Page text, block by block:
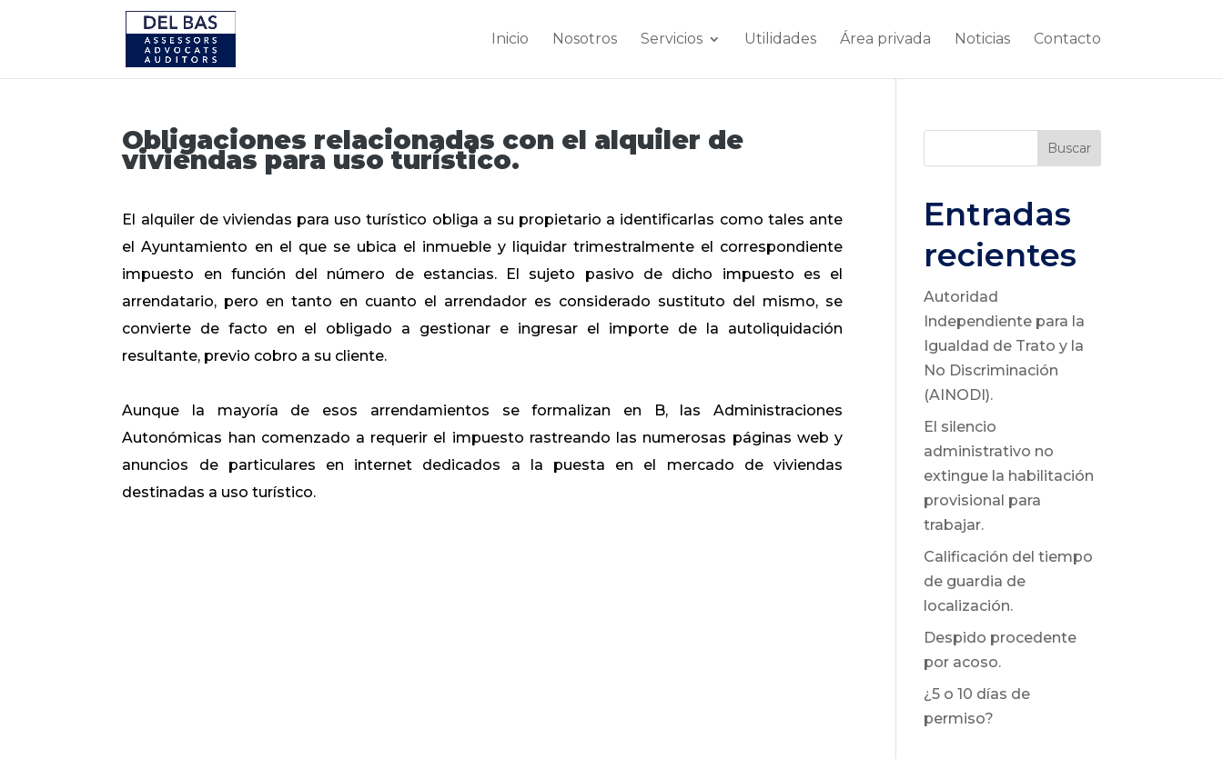
Inicio Nosotros Servicios Utilidades Área privada Noticias Contacto
Obligaciones relacionadas con el alquiler de
viviendas para uso turístico.
El alquiler de viviendas para uso turístico obliga a su propietario a identificarlas como tales ante
el Ayuntamiento en el que se ubica el inmueble y liquidar trimestralmente el correspondiente
impuesto en función del número de estancias. El sujeto pasivo de dicho impuesto es el
arrendatario, pero en tanto en cuanto el arrendador es considerado sustituto del mismo, se
convierte de facto en el obligado a gestionar e ingresar el importe de la autoliquidación
resultante, previo cobro a su cliente.
Aunque la mayoría de esos arrendamientos se formalizan en B, las Administraciones
Autonómicas han comenzado a requerir el impuesto rastreando las numerosas páginas web y
anuncios de particulares en internet dedicados a la puesta en el mercado de viviendas
destinadas a uso turístico.
Buscar
Entradas
recientes
Autoridad
Independiente para la
Igualdad de Trato y la
No Discriminación
(AINODI).
El silencio
administrativo no
extingue la habilitación
provisional para
trabajar.
Calificación del tiempo
de guardia de
localización.
Despido procedente
por acoso.
¿5 o 10 días de
permiso?